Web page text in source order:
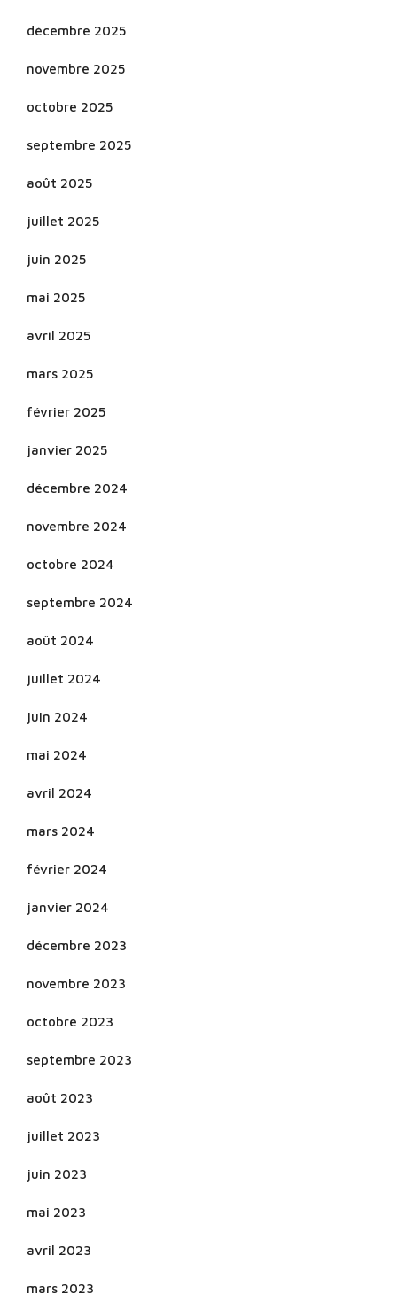
décembre 2025
novembre 2025
octobre 2025
septembre 2025
août 2025
juillet 2025
juin 2025
mai 2025
avril 2025
mars 2025
février 2025
janvier 2025
décembre 2024
novembre 2024
octobre 2024
septembre 2024
août 2024
juillet 2024
juin 2024
mai 2024
avril 2024
mars 2024
février 2024
janvier 2024
décembre 2023
novembre 2023
octobre 2023
septembre 2023
août 2023
juillet 2023
juin 2023
mai 2023
avril 2023
mars 2023